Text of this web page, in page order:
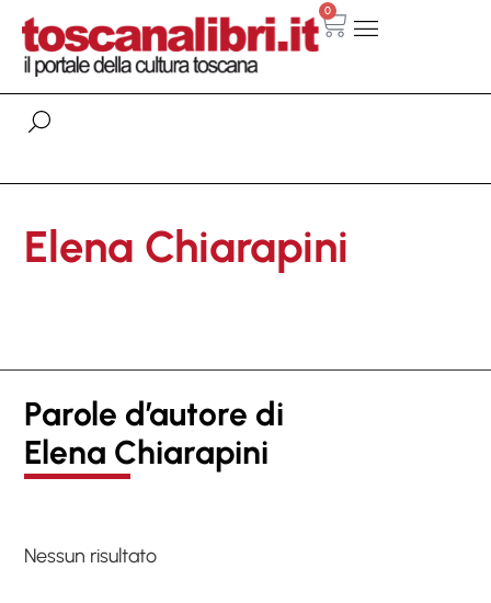
0
Elena Chiarapini
Parole d’autore di
Elena Chiarapini
Nessun risultato